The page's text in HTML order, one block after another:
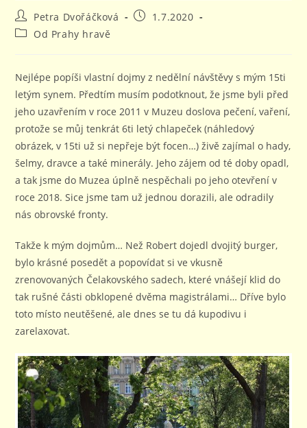
Autor
příspěvku
Petra Dvořáčková
Příspěvek
1.7.2020
RubrikyOd Prahy hravě
Nejlépe popíši vlastní dojmy z nedělní návštěvy s mým 15ti
letým synem. Předtím musím podotknout, že jsme byli před
jeho uzavřením v roce 2011 v Muzeu doslova pečení, vaření,
protože se můj tenkrát 6ti letý chlapeček (náhledový
obrázek, v 15ti už si nepřeje být focen…) živě zajímal o hady,
šelmy, dravce a také minerály. Jeho zájem od té doby opadl,
a tak jsme do Muzea úplně nespěchali po jeho otevření v
roce 2018. Sice jsme tam už jednou dorazili, ale odradily
nás obrovské fronty.
Takže k mým dojmům… Než Robert dojedl dvojitý burger,
bylo krásné posedět a popovídat si ve vkusně
zrenovovaných Čelakovského sadech, které vnášejí klid do
tak rušné části obklopené dvěma magistrálami… Dříve bylo
toto místo neutěšené, ale dnes se tu dá kupodivu i
zarelaxovat.